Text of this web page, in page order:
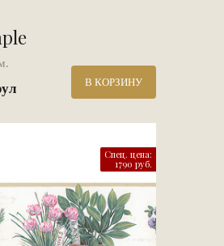
В КОРЗИНУ
Спец. цена:
1790 руб.